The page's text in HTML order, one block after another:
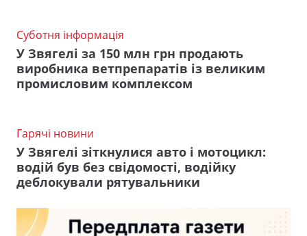
Суботня інформація
У Звягелі за 150 млн грн продають
виробника ветпрепаратів із великим
промисловим комплексом
Гарячі новини
У Звягелі зіткнулися авто і мотоцикл:
водій був без свідомості, водійку
деблокували рятувальники